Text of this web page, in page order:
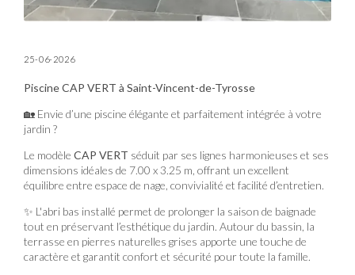
25-06-2026
Piscine CAP VERT à Saint-Vincent-de-Tyrosse
🏡 Envie d’une piscine élégante et parfaitement intégrée à votre
jardin ?
Le modèle CAP VERT séduit par ses lignes harmonieuses et ses
dimensions idéales de 7.00 x 3.25 m, offrant un excellent
équilibre entre espace de nage, convivialité et facilité d’entretien.
✨ L'abri bas installé permet de prolonger la saison de baignade
tout en préservant l’esthétique du jardin. Autour du bassin, la
terrasse en pierres naturelles grises apporte une touche de
caractère et garantit confort et sécurité pour toute la famille.